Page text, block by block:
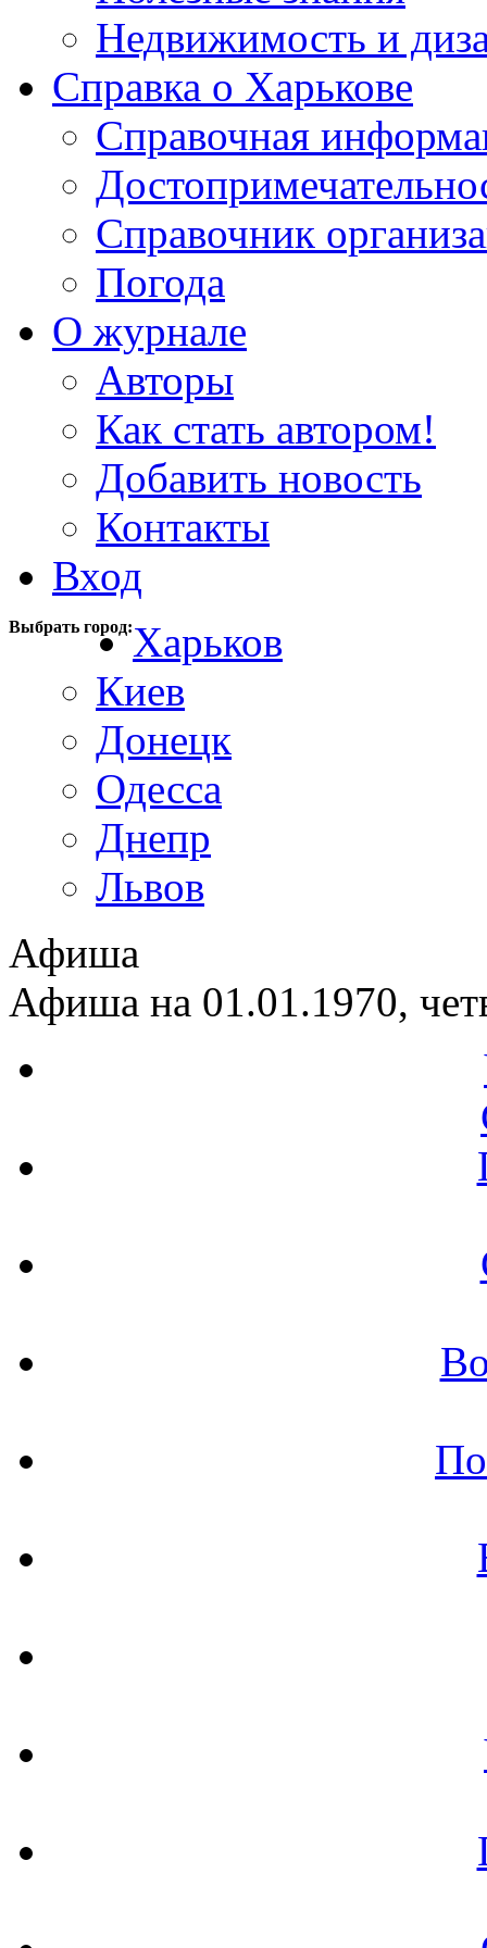
Недвижимость и
Справка о Харькове
Справочная
Справочник
Погода
О журнале
Авторы
Как стать автором!
Добавить новость
Контакты
Вход
Выбрать город:Харьков
Киев
Донецк
Одесса
Днепр
Львов
Афиша
Афиша на 01.01.1970,